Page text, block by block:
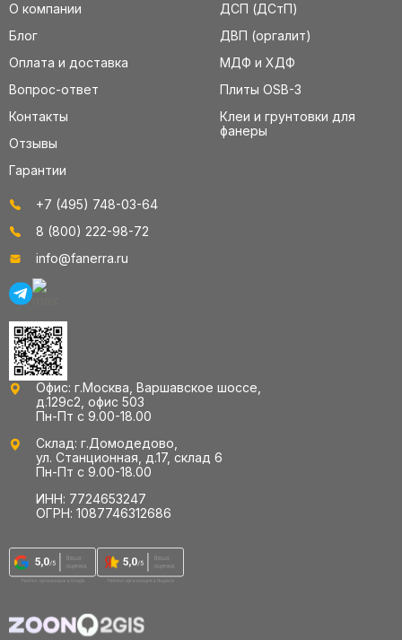
О компании
Блог
Оплата и доставка
Вопрос-ответ
Контакты
Отзывы
Гарантии
ДСП (ДСтП)
ДВП (оргалит)
МДФ и ХДФ
Плиты OSB-3
Клеи и грунтовки для
фанеры
+7 (495) 748-03-64
8 (800) 222-98-72
info@fanerra.ru
Офис: г.Москва, Варшавское шоссе,
д.129с2, офис 503
Пн-Пт с 9.00-18.00
Склад: г.Домодедово,
ул. Станционная, д.17, склад 6
Пн-Пт с 9.00-18.00
ИНН: 7724653247
ОГРН: 1087746312686